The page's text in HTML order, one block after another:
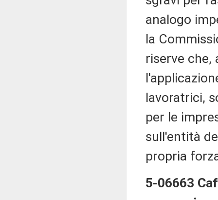
analogo
la
riserve che,
lavoratrici,
per le
sull'entità
propria
5-06663